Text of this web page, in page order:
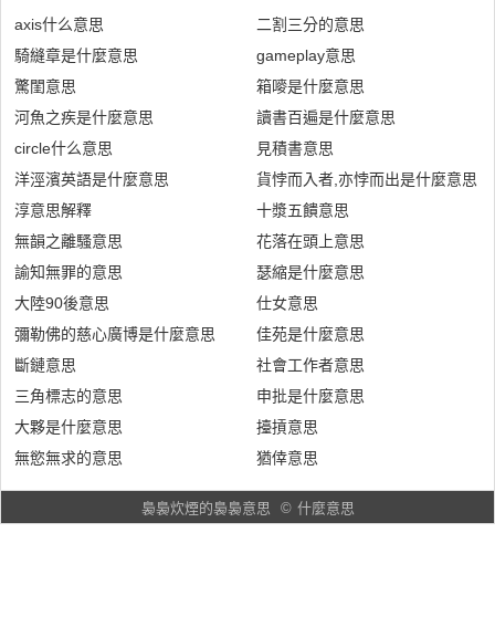
axis什么意思
騎縫章是什麼意思
驚閨意思
河魚之疾是什麼意思
circle什么意思
洋涇濱英語是什麼意思
淳意思解釋
無韻之離騷意思
諭知無罪的意思
大陸90後意思
彌勒佛的慈心廣博是什麼意思
斷鏈意思
三角標志的意思
大夥是什麼意思
無慾無求的意思
二割三分的意思
gameplay意思
箱嘜是什麼意思
讀書百遍是什麼意思
見積書意思
貨悖而入者,亦悖而出是什麼意思
十漿五饋意思
花落在頭上意思
瑟縮是什麼意思
仕女意思
佳苑是什麼意思
社會工作者意思
申批是什麼意思
擡摃意思
猶倖意思
裊裊炊煙的裊裊意思 © 什麼意思